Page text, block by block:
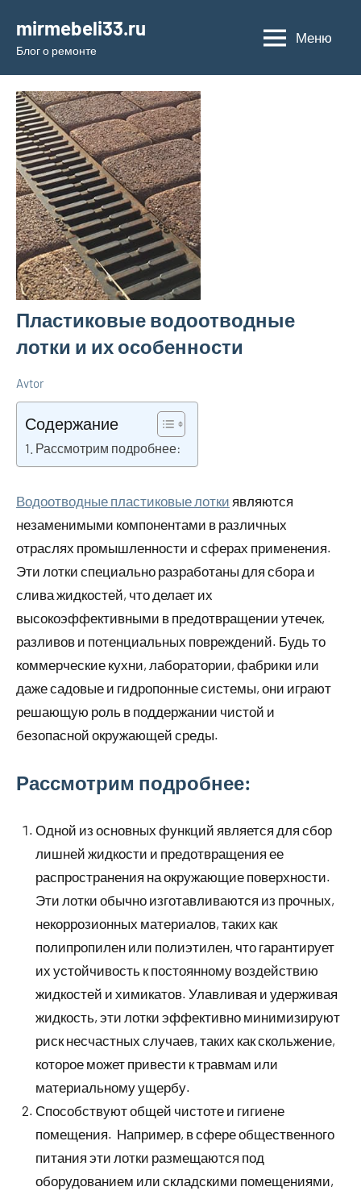
содержимому
mirmebeli33.ru
Блог о ремонте
Меню
Пластиковые водоотводные
лотки и их особенности
советы в
ремонте и
материалах
Avtor
Содержание
Рассмотрим подробнее:
Водоотводные пластиковые лотки являются
незаменимыми компонентами в различных
отраслях промышленности и сферах применения.
Эти лотки специально разработаны для сбора и
слива жидкостей, что делает их
высокоэффективными в предотвращении утечек,
разливов и потенциальных повреждений. Будь то
коммерческие кухни, лаборатории, фабрики или
даже садовые и гидропонные системы, они играют
решающую роль в поддержании чистой и
безопасной окружающей среды.
Рассмотрим подробнее:
Одной из основных функций является для сбор
лишней жидкости и предотвращения ее
распространения на окружающие поверхности.
Эти лотки обычно изготавливаются из прочных,
некоррозионных материалов, таких как
полипропилен или полиэтилен, что гарантирует
их устойчивость к постоянному воздействию
жидкостей и химикатов. Улавливая и удерживая
жидкость, эти лотки эффективно минимизируют
риск несчастных случаев, таких как скольжение,
которое может привести к травмам или
материальному ущербу.
Способствуют общей чистоте и гигиене
помещения. Например, в сфере общественного
питания эти лотки размещаются под
оборудованием или складскими помещениями,